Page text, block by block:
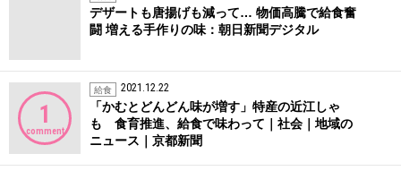
デザートも唐揚げも減って… 物価高騰で給食奮
闘 増える手作りの味：朝日新聞デジタル
1
comment
給食 2021.12.22
「かむとどんどん味が増す」特産の近江しゃ
も 食育推進、給食で味わって｜社会｜地域の
ニュース｜京都新聞